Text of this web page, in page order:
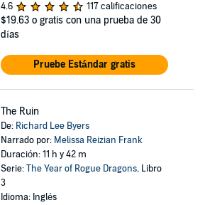
4.6
117 calificaciones
$19.63 o gratis con una prueba de 30
días
Pruebe Estándar gratis
The Ruin
De: Richard Lee Byers
Narrado por: Melissa Reizian Frank
Duración: 11 h y 42 m
Serie:The Year of Rogue Dragons, Libro
3
Idioma: Inglés